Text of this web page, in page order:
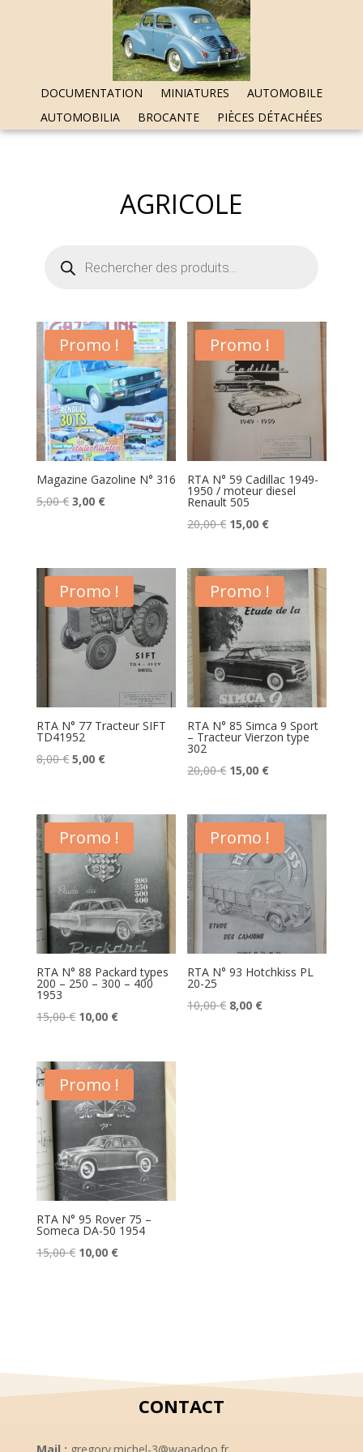
DOCUMENTATION MINIATURES
AUTOMOBILE
AUTOMOBILIA
BROCANTE PIÈCES DÉTACHÉES
AGRICOLE
produits
Promo !
Magazine Gazoline N° 316
5,00€ Le
5,00 €.
3,00 €Le
3,00 €.
Promo !
RTA N° 59 Cadillac 1949-
1950 / moteur diesel
Renault 505
20,00€ Le
initial
était :
20,00 €.
15,00 €Le
actuel
est :
15,00 €.
Promo !
RTA N° 77 Tracteur SIFT
TD41952
8,00€ Le
était :
8,00 €.
5,00 €Le
est :
5,00 €.
Promo !
RTA N° 85 Simca 9 Sport
– Tracteur Vierzon type
302
20,00€ Le
initial
était :
20,00 €.
15,00 €Le
actuel
est :
15,00 €.
Promo !
RTA N° 88 Packard types
200 – 250 – 300 – 400
1953
15,00€ Le
initial
était :
15,00 €.
10,00 €Le
actuel
est :
10,00 €.
Promo !
RTA N° 93 Hotchkiss PL
20-25
10,00€ Le
8,00 €Le
Promo !
RTA N° 95 Rover 75 –
Someca DA-50 1954
15,00€ Le
10,00 €Le
CONTACT